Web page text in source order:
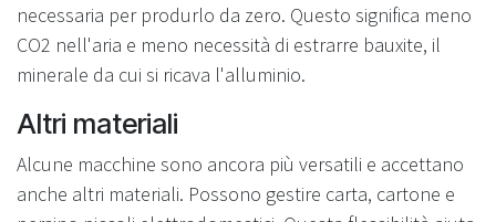
necessaria per produrlo da zero. Questo significa meno
CO2 nell'aria e meno necessità di estrarre bauxite, il
minerale da cui si ricava l'alluminio.
Altri materiali
Alcune macchine sono ancora più versatili e accettano
anche altri materiali. Possono gestire carta, cartone e